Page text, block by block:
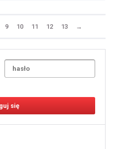
9 10 11 12 13 →